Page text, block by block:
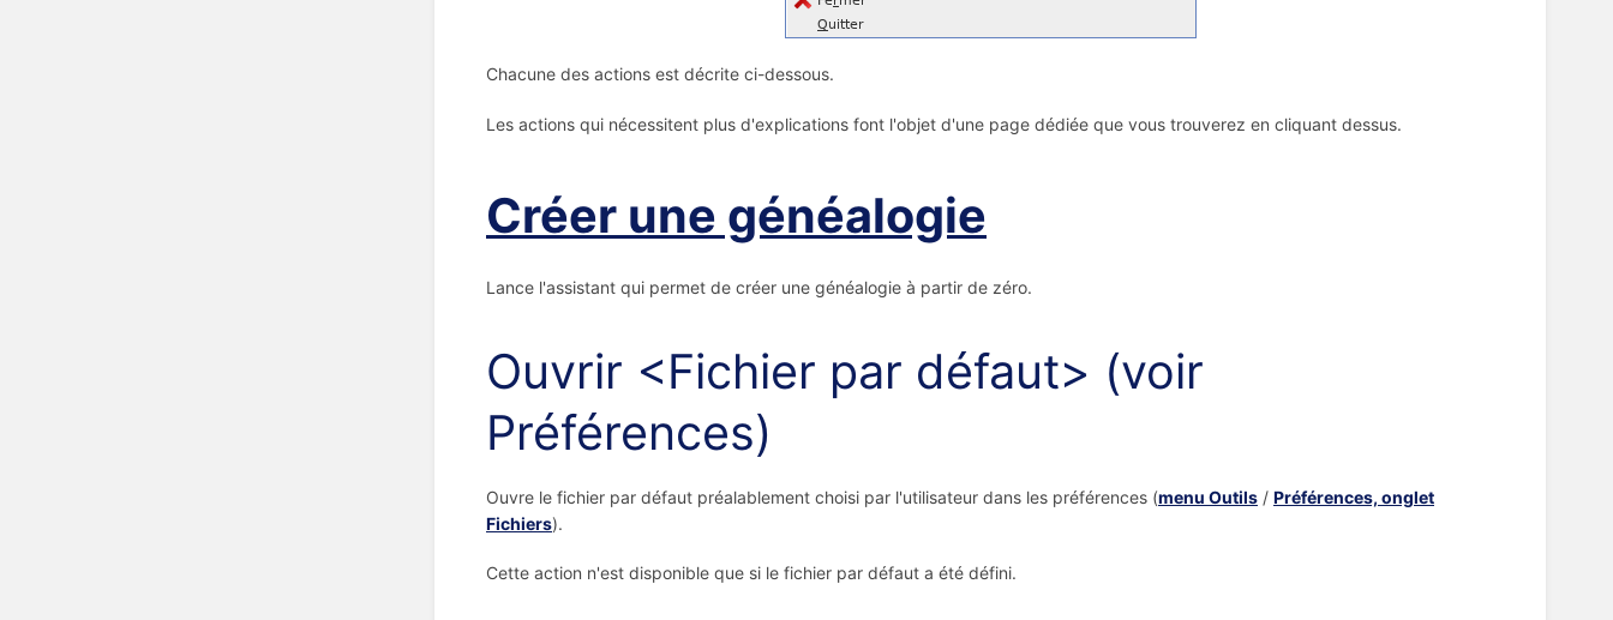
Chacune des actions est décrite ci-dessous.
Les actions qui nécessitent plus d'explications font l'objet d'une page dédiée que vous trouverez en cliquant dessus.
Créer une généalogie
Lance l'assistant qui permet de créer une généalogie à partir de zéro.
Ouvrir <Fichier par défaut> (voir
Préférences)
Ouvre le fichier par défaut préalablement choisi par l'utilisateur dans les préférences (menu Outils / Préférences, onglet
Fichiers).
Cette action n'est disponible que si le fichier par défaut a été défini.